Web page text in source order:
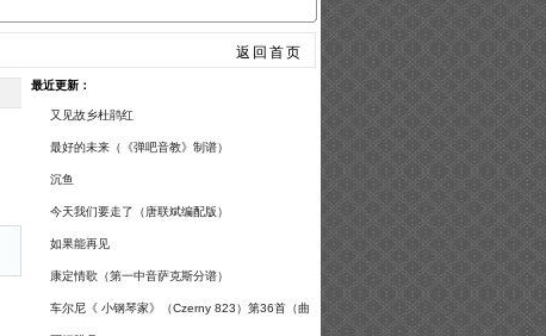
返回首页
最近更新：
又见故乡杜鹃红
最好的未来（《弹吧音教》制谱）
沉鱼
今天我们要走了（唐联斌编配版）
如果能再见
康定情歌（第一中音萨克斯分谱）
车尔尼《 小钢琴家》（Czerny 823）第36首（曲